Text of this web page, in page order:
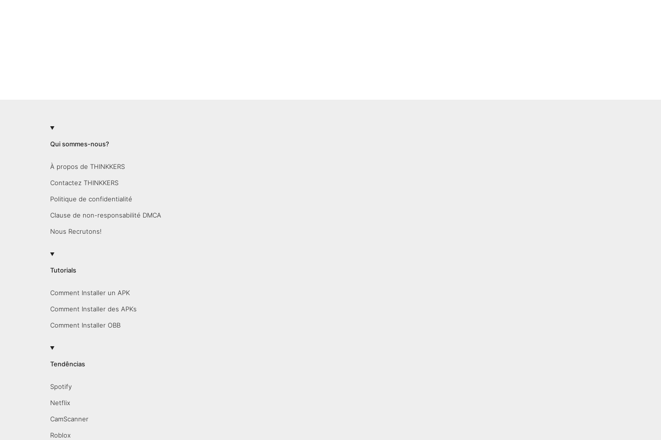
Qui sommes-nous?
À propos de THINKKERS
Contactez THINKKERS
Politique de confidentialité
Clause de non-responsabilité DMCA
Nous Recrutons!
Tutorials
Comment Installer un APK
Comment Installer des APKs
Comment Installer OBB
Tendências
Spotify
Netflix
CamScanner
Roblox